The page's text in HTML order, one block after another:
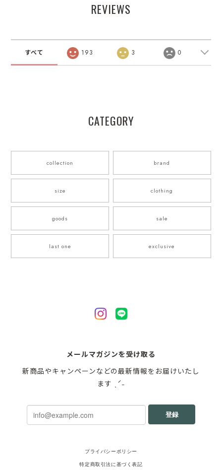
REVIEWS
すべて 193 3 0
CATEGORY
collection brand
size clothing
goods sale
last one exclusive
メールマガジンを受け取る
新商品やキャンペーンなどの最新情報をお届けいたし
ます ˎˊ˗
登録
プライバシーポリシー
特定商取引法に基づく表記